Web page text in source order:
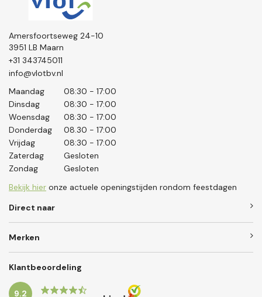
Amersfoortseweg 24-10
3951 LB Maarn
+31 343745011
info@vlotbv.nl
Maandag
08:30 - 17:00
Dinsdag
08:30 - 17:00
Woensdag
08:30 - 17:00
Donderdag
08.30 - 17:00
Vrijdag
08:30 - 17:00
Zaterdag
Gesloten
Zondag
Gesloten
Bekijk hier onze actuele openingstijden rondom feestdagen
Direct naar
Merken
Klantbeoordeling
9.2